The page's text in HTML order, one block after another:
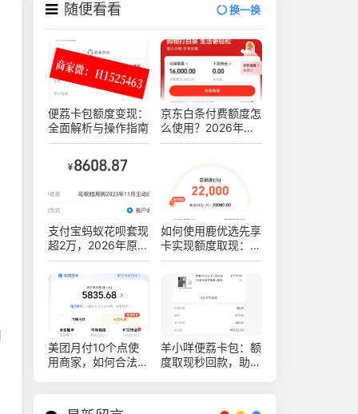
随便看看 换一换
便荔卡包额度变现：
全面解析与操作指南
京东白条付费额度怎
么使用？2026年最
新十四种白条安全操
支付宝蚂蚁花呗套现
超2万，2026年原来
可以这样安全操作不
被查！真实亲测方法
如何使用鹿优选先享
卡实现额度取现：购
物出售的新技巧
美团月付10个点使
用商家，如何合法稳
羊小咩便荔卡包：额
度取现秒回款，助你